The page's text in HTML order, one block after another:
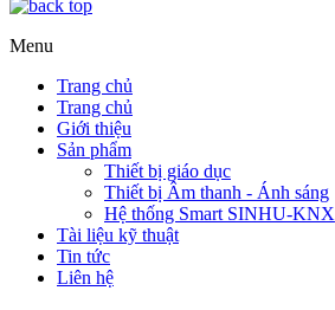
Menu
Trang chủ
Trang chủ
Giới thiệu
Sản phẩm
Thiết bị giáo dục
Thiết bị Âm thanh - Ánh sáng
Hệ thống Smart SINHU-KNX
Tài liệu kỹ thuật
Tin tức
Liên hệ